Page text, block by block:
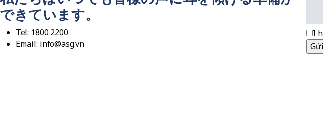
できています。
Tel: 1800 2200
Email: info@asg.vn
I